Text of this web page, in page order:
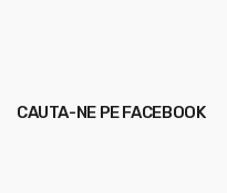
CAUTA-NE PE FACEBOOK